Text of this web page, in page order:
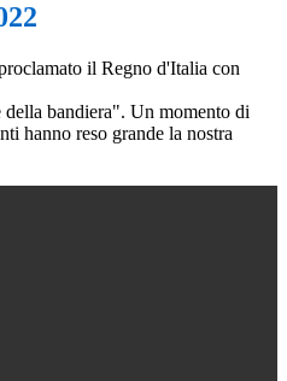
il Regno d'Italia con
bandiera". Un momento di
hanno reso grande la nostra